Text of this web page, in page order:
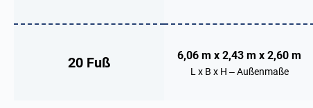
20 Fuß 6,06 m x 2,43 m x 2,60 m
L x B x H – Außenmaße